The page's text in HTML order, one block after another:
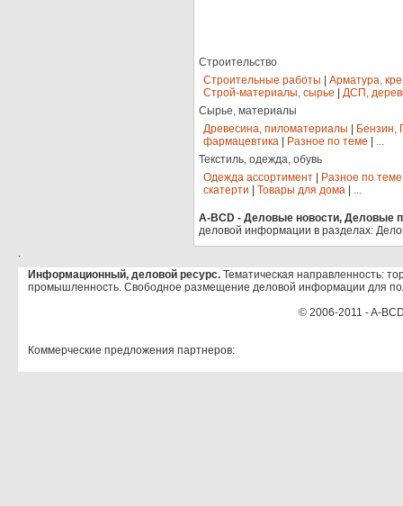
Строительство
Строительные работы
Арматура,
Строй-материалы, сырье
ДСП,
Сырье, материалы
Древесина, пиломатериалы
Бензин,
фармацевтика
Разное по теме
...
Текстиль, одежда, обувь
Одежда ассортимент
Разное по теме
скатерти
Товары для дома ...
A-BCD - Деловые новости, Деловые
деловой информации в разделах:
.
Информационный, деловой ресурс. Тематическая направленность:
промышленность. Свободное размещение деловой информации для
© 2006-2011 - A-
Коммерческие предложения партнеров: